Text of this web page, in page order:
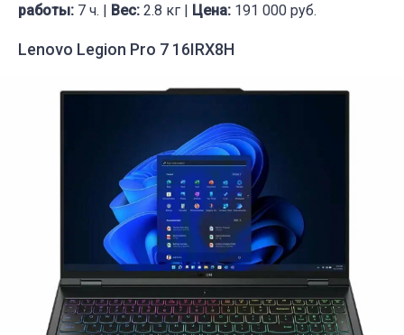
работы: 7 ч. | Вес: 2.8 кг | Цена: 191 000 руб.
Lenovo Legion Pro 7 16IRX8H